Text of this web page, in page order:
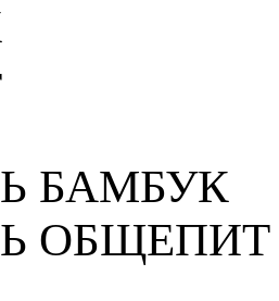
БАМБУК
ОБЩЕПИТ